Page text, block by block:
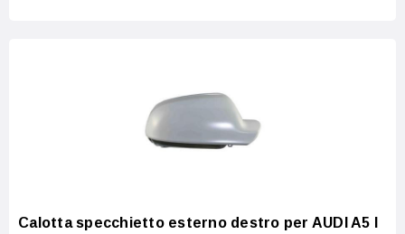
Calotta specchietto esterno destro per AUDI A5 I